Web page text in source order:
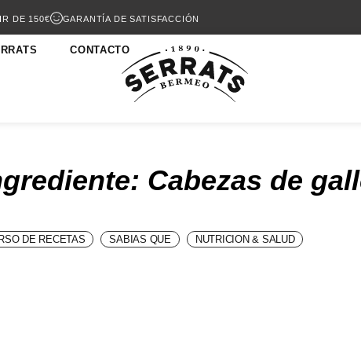
DE 150€ GARANTÍA DE SATISFACCIÓN
CONTACTO
Cabezas de
DE RECETAS SABIAS QUE NUTRICION & SALUD